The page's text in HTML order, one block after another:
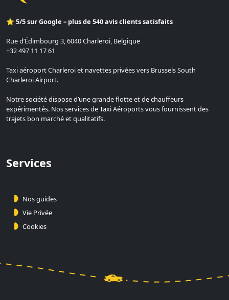
⭐ 5/5 sur Google – plus de 540 avis clients satisfaits
Rue d’Édimbourg 3, 6040 Charleroi, Belgique
+32 497 11 17 61
Taxi aéroport Charleroi et navettes privées vers Brussels South
Charleroi Airport.
Notre société dispose d’une grande flotte et de chauffeurs
expérimentés. Nos services de Taxi Aéroports vous fournissent des
trajets bon marché et qualitatifs.
Services
Nos guides
Vie Privée
Cookies